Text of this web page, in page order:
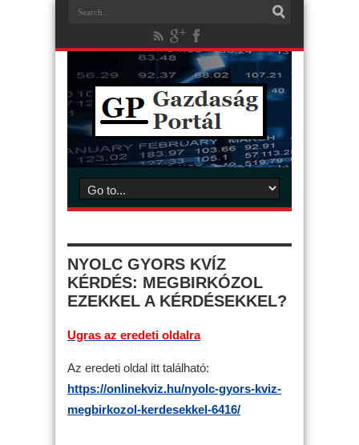
NYOLC GYORS KVÍZ
KÉRDÉS: MEGBIRKÓZOL
EZEKKEL A KÉRDÉSEKKEL?
Ugras az eredeti oldalra
Az eredeti oldal itt található:
https://onlinekviz.hu/nyolc-gyors-kviz-
megbirkozol-kerdesekkel-6416/